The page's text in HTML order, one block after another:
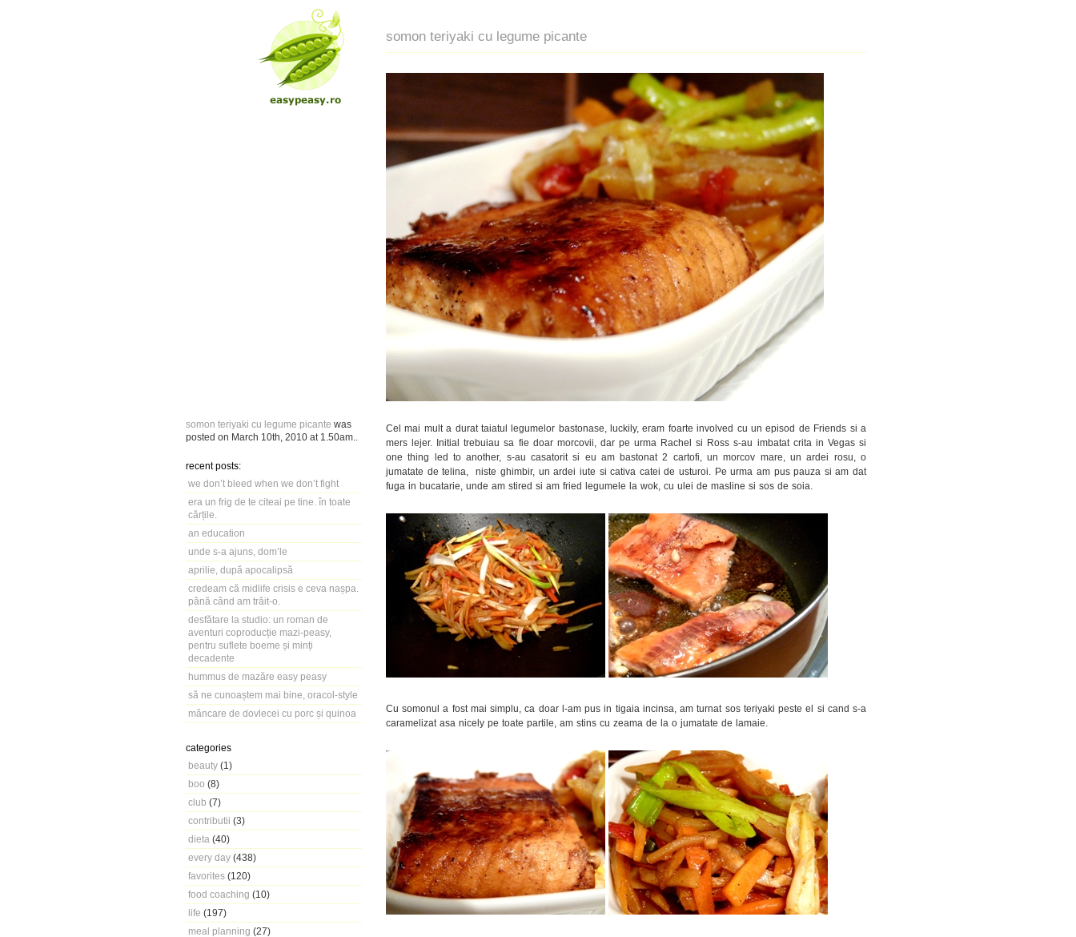
somon teriyaki cu legume picante was
posted on March 10th, 2010 at 1.50am
recent posts:
we don’t bleed when we don’t fight
era un frig de te citeai pe tine. în toate
cărțile.
an education
unde s-a ajuns, dom’le
aprilie, după apocalipsă
credeam că midlife crisis e ceva nașpa.
până când am trăit-o.
desfătare la studio: un roman de
aventuri coproducție mazi-peasy,
pentru suflete boeme și minți
decadente
hummus de mazăre easy peasy
să ne cunoaștem mai bine, oracol-style
mâncare de dovlecei cu porc și quinoa
categories
beauty (1)
boo (8)
club (7)
contributii (3)
dieta (40)
every day (438)
favorites (120)
food coaching (10)
life (197)
meal planning (27)
somon teriyaki cu legume picante
Cel mai mult a durat taiatul legumelor bastonase, luckily, eram foarte involved cu un episod de Friends si a
mers lejer. Initial trebuiau sa fie doar morcovii, dar pe urma Rachel si Ross s-au imbatat crita in Vegas si
one thing led to another, s-au casatorit si eu am bastonat 2 cartofi, un morcov mare, un ardei rosu, o
jumatate de telina, niste ghimbir, un ardei iute si cativa catei de usturoi. Pe urma am pus pauza si am dat
fuga in bucatarie, unde am stired si am fried legumele la wok, cu ulei de masline si sos de soia.
Cu somonul a fost mai simplu, ca doar l-am pus in tigaia incinsa, am turnat sos teriyaki peste el si cand s-a
caramelizat asa nicely pe toate partile, am stins cu zeama de la o jumatate de lamaie.